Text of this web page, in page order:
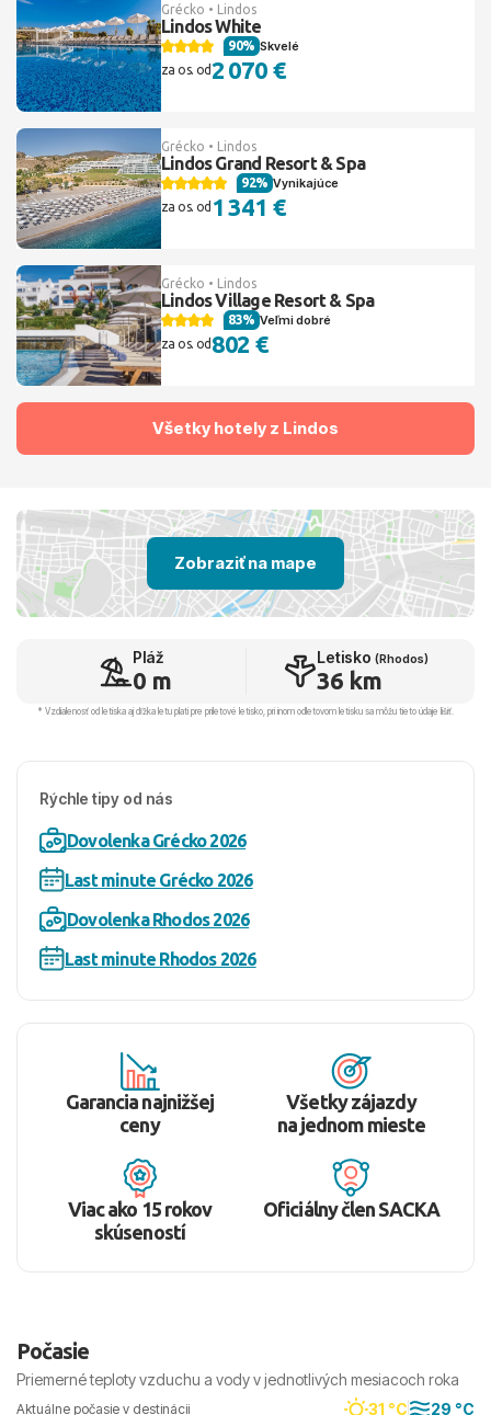
Grécko • Lindos
Lindos White
Skvelé
90%
za os. od2 070 €
Grécko • Lindos
Lindos Grand Resort & Spa
Vynikajúce
92%
za os. od 1 341 €
Grécko • Lindos
Lindos Village Resort & Spa
Veľmi dobré
83%
za os. od 802 €
Všetky hotely z Lindos
Zobraziť na mape
Pláž
0 m
Letisko (Rhodos)
36 km
* Vzdialenosť od letiska aj dľžka letu platí pre príletové letisko, pri inom odletovom letisku sa môžu tieto údaje líšiť.
Rýchle tipy od nás
Dovolenka Grécko 2026
Last minute Grécko 2026
Dovolenka Rhodos 2026
Last minute Rhodos 2026
Garancia najnižšej
ceny
Všetky zájazdy
na jednom mieste
Viac ako 15 rokov
skúseností
Oficiálny člen SACKA
Počasie
Priemerné teploty vzduchu a vody v jednotlivých mesiacoch roka
Aktuálne počasie v destinácii 31 °C 29 °C